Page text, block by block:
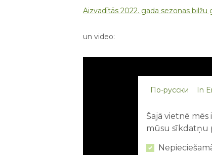
Aizvadītās 2022. gada sezonas bilžu
un video:
По-русски In
Šajā vietnē
mūsu sīkdatņu